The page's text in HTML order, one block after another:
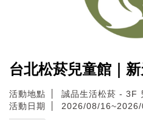
台北松菸兒童館｜
活動地點
誠品生活松菸 - 3F
活動日期
2026/08/